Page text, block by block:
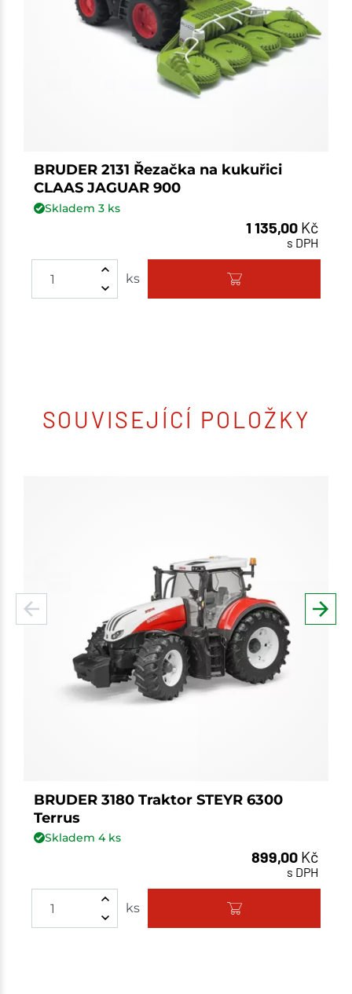
BRUDER 2131 Řezačka na kukuřici
CLAAS JAGUAR 900
Skladem 3ks
1 135,00 Kč
s DPH
ks
SOUVISEJÍCÍ POLOŽKY
BRUDER 3180 Traktor STEYR 6300
Terrus
Skladem 4ks
899,00 Kč
s DPH
ks Množství